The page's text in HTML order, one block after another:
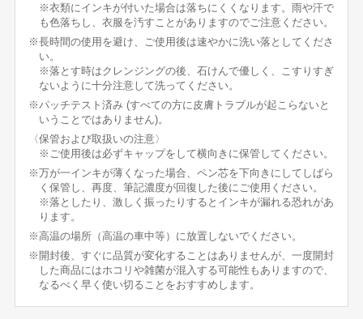
※衣類にインキが付いた場合は落ちにくくなります。雨や汗で
も色落ちし、衣服を汚すことがありますのでご注意ください。
※長時間の使用を避け、ご使用後は速やかに洗い落としてくださ
い。
※落とす時はクレンジングの後、石けんで優しく、こすりすぎ
ないように十分注意して洗ってください。
※パッチテスト済み (すべての方に皮膚トラブルが起こらないと
いうことではありません)。
〈保管および取扱いの注意〉
※ご使用後は必ずキャップをして横向きに保管してください。
※万が一インキが薄くなった場合、ペン芯を下向きにしてしばら
く保管し、再度、筆記濃度が回復した後にご使用ください。
※落としたり、激しく振ったりするとインキが漏れる恐れがあ
ります。
※高温の場所（高温の車中等）に放置しないでください。
※開封後、すぐに品質が変化することはありませんが、一度開封
した商品にはホコリや雑菌が混入する可能性もありますので、
なるべく早く使い切ることをおすすめします。